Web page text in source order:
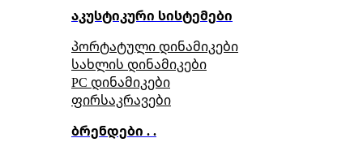
აკუსტიკური სისტემები
პორტატული დინამიკები
სახლის დინამიკები
PC დინამიკები
ფირსაკრავები
ბრენდები . .